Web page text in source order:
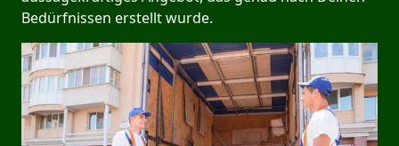
Bedürfnissen erstellt wurde.